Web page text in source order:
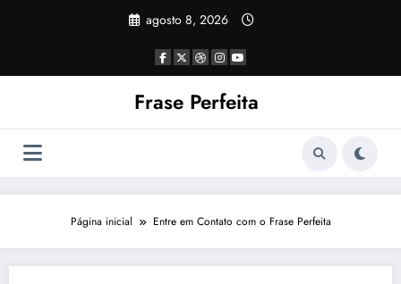
agosto 8, 2026
Frase Perfeita
Página inicial Entre em Contato com o Frase Perfeita